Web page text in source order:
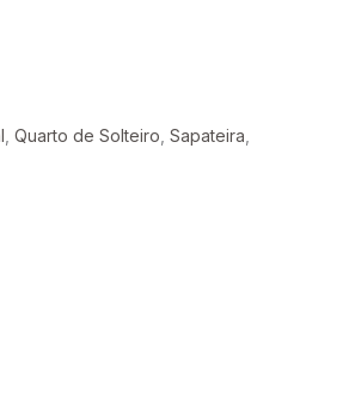
Quarto de Solteiro Sapateira